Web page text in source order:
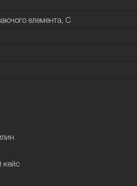
елемента, С
кейс